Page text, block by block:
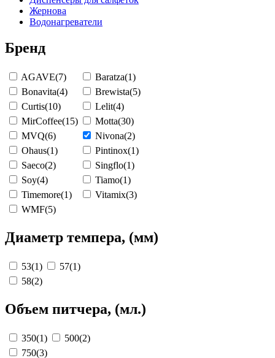
Жернова
Водонагреватели
Бренд
AGAVE(7) Baratza(1)
Bonavita(4) Brewista(5)
Curtis(10) Lelit(4)
MirCoffee(15) Motta(30)
MVQ(6) Nivona(2)
Ohaus(1) Pintinox(1)
Saeco(2) Singflo(1)
Soy(4) Tiamo(1)
Timemore(1) Vitamix(3)
WMF(5)
Диаметр темпера, (мм)
53(1) 57(1)
58(2)
Объем питчера, (мл.)
350(1) 500(2)
750(3)